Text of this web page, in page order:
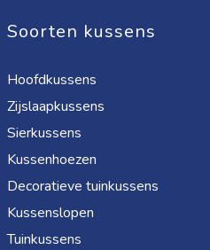
Soorten kussens
Hoofdkussens
Zijslaapkussens
Sierkussens
Kussenhoezen
Decoratieve tuinkussens
Kussenslopen
Tuinkussens